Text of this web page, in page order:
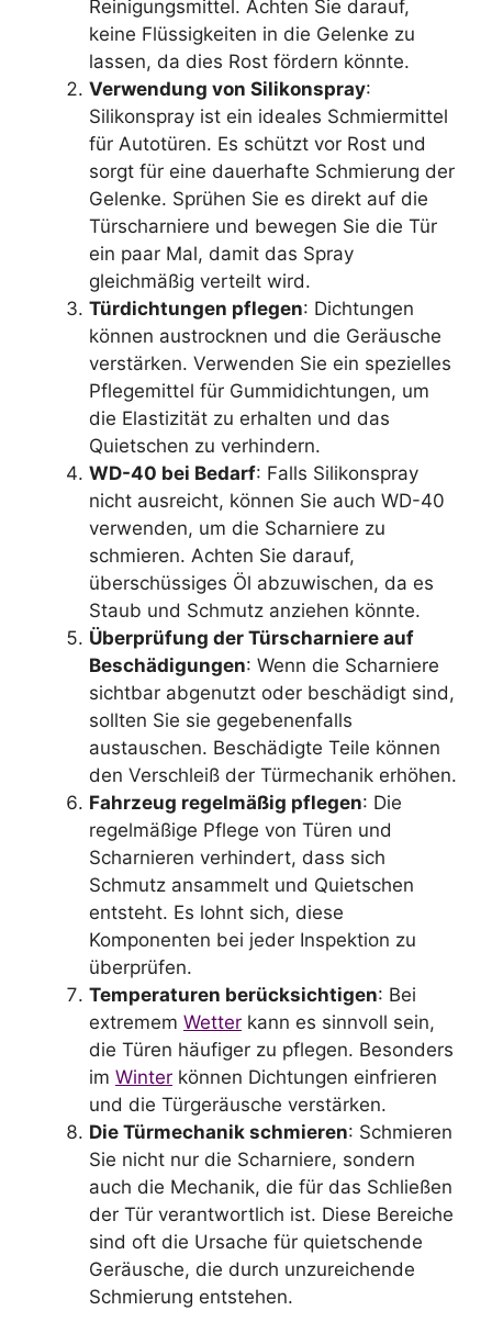
Reinigungsmittel. Achten Sie darauf,
keine Flüssigkeiten in die Gelenke zu
lassen, da dies Rost fördern könnte.
Verwendung von Silikonspray:
Silikonspray ist ein ideales Schmiermittel
für Autotüren. Es schützt vor Rost und
sorgt für eine dauerhafte Schmierung der
Gelenke. Sprühen Sie es direkt auf die
Türscharniere und bewegen Sie die Tür
ein paar Mal, damit das Spray
gleichmäßig verteilt wird.
Türdichtungen pflegen: Dichtungen
können austrocknen und die Geräusche
verstärken. Verwenden Sie ein spezielles
Pflegemittel für Gummidichtungen, um
die Elastizität zu erhalten und das
Quietschen zu verhindern.
WD-40 bei Bedarf: Falls Silikonspray
nicht ausreicht, können Sie auch WD-40
verwenden, um die Scharniere zu
schmieren. Achten Sie darauf,
überschüssiges Öl abzuwischen, da es
Staub und Schmutz anziehen könnte.
Überprüfung der Türscharniere auf
Beschädigungen: Wenn die Scharniere
sichtbar abgenutzt oder beschädigt sind,
sollten Sie sie gegebenenfalls
austauschen. Beschädigte Teile können
den Verschleiß der Türmechanik erhöhen.
Fahrzeug regelmäßig pflegen: Die
regelmäßige Pflege von Türen und
Scharnieren verhindert, dass sich
Schmutz ansammelt und Quietschen
entsteht. Es lohnt sich, diese
Komponenten bei jeder Inspektion zu
überprüfen.
Temperaturen berücksichtigen: Bei
extremem Wetter kann es sinnvoll sein,
die Türen häufiger zu pflegen. Besonders
im Winter können Dichtungen einfrieren
und die Türgeräusche verstärken.
Die Türmechanik schmieren: Schmieren
Sie nicht nur die Scharniere, sondern
auch die Mechanik, die für das Schließen
der Tür verantwortlich ist. Diese Bereiche
sind oft die Ursache für quietschende
Geräusche, die durch unzureichende
Schmierung entstehen.